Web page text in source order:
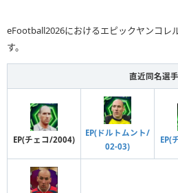
eFootball2026におけるエピックヤンコレ
す。
直近同名選手
EP(チェコ/2004)
EP(ドルトムント/
02-03)
EP(